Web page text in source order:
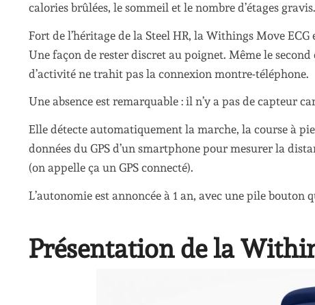
calories brûlées, le sommeil et le nombre d’étages gravis.
Fort de l’héritage de la Steel HR, la Withings Move
Une façon de rester discret au poignet. Même le
d’activité ne trahit pas la connexion montre-téléphone.
Une absence est remarquable : il n’y a pas de capteur
Elle détecte automatiquement la marche, la course à
données du GPS d’un smartphone pour mesurer la
(on appelle ça un GPS connecté).
L’autonomie est annoncée à 1 an, avec une pile bouton
Présentation de la